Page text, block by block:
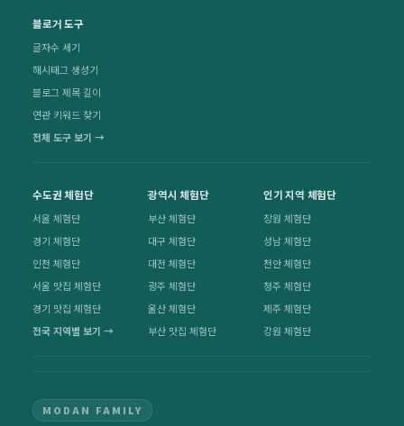
블로거 도구
글자수 세기
해시태그 생성기
블로그 제목 길이
연관 키워드 찾기
전체 도구 보기 →
수도권 체험단
서울 체험단
경기 체험단
인천 체험단
서울 맛집 체험단
경기 맛집 체험단
전국 지역별 보기 →
광역시 체험단
부산 체험단
대구 체험단
대전 체험단
광주 체험단
울산 체험단
부산 맛집 체험단
인기 지역 체험단
창원 체험단
성남 체험단
천안 체험단
청주 체험단
제주 체험단
강원 체험단
MODAN FAMILY